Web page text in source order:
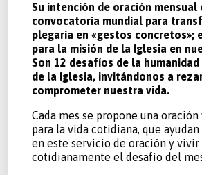
Su intención de oración mensual
convocatoria mundial para
plegaria en «gestos concretos»;
para la misión de la Iglesia en
Son 12 desafíos de la
de la Iglesia, invitándonos a
comprometer nuestra vida.
Cada mes se propone una
para la vida cotidiana, que
en este servicio de oración y vivir
cotidianamente el desafío del